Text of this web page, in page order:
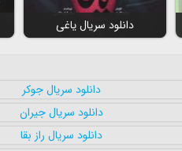
دانلود سریال یاغی